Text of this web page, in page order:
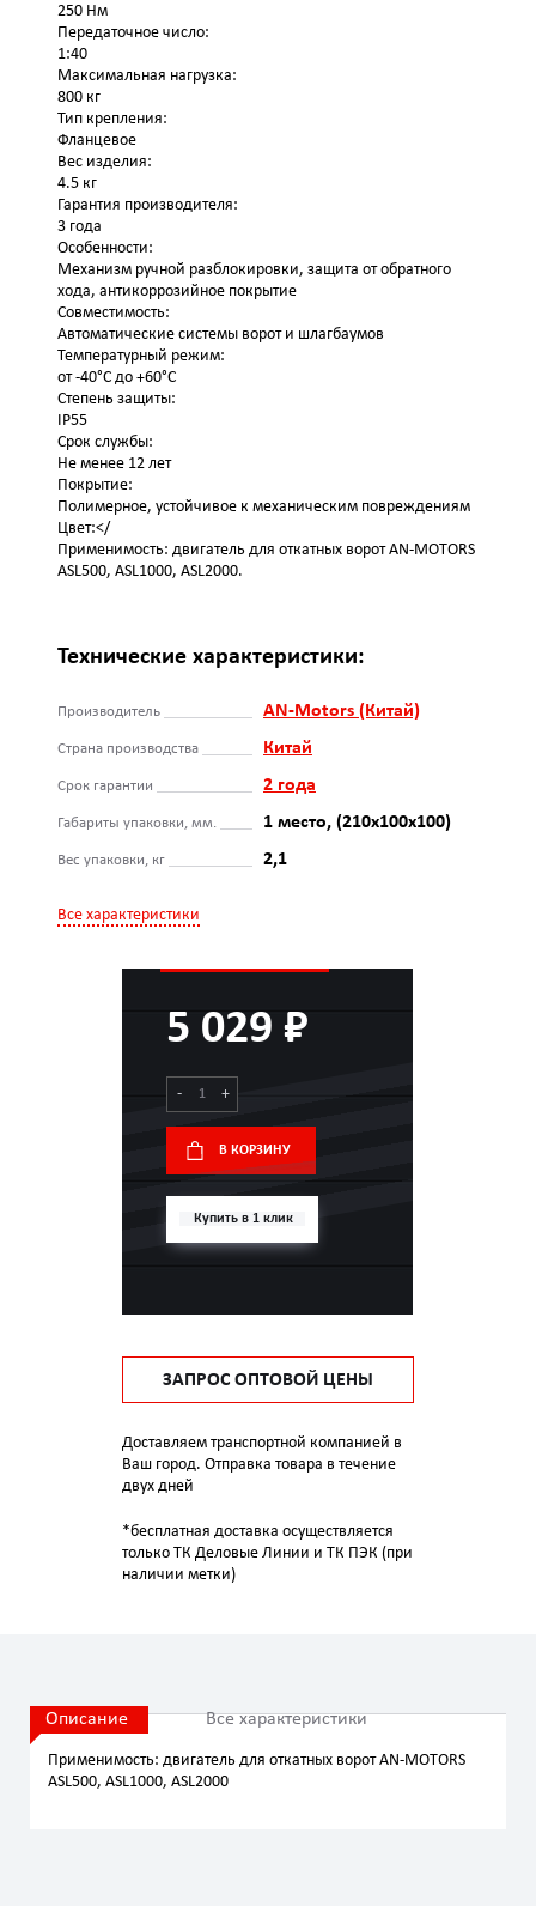
250 Нм
Передаточное число:
1:40
Максимальная нагрузка:
800 кг
Тип крепления:
Фланцевое
Вес изделия:
4.5 кг
Гарантия производителя:
3 года
Особенности:
Механизм ручной разблокировки, защита от обратного
хода, антикоррозийное покрытие
Совместимость:
Автоматические системы ворот и шлагбаумов
Температурный режим:
от -40°C до +60°C
Степень защиты:
IP55
Срок службы:
Не менее 12 лет
Покрытие:
Полимерное, устойчивое к механическим повреждениям
Цвет:</
Применимость: двигатель для откатных ворот AN-MOTORS
ASL500, ASL1000, ASL2000.
Технические характеристики:
Производитель AN-Motors (Китай)
Страна производства Китай
Срок гарантии 2 года
Габариты упаковки, мм. 1 место, (210х100х100)
Вес упаковки, кг 2,1
Все характеристики
5 029 ₽
- +
В КОРЗИНУ
Купить в 1 клик
ЗАПРОС ОПТОВОЙ ЦЕНЫ
Доставляем транспортной компанией в
Ваш город. Отправка товара в течение
двух дней
*бесплатная доставка осуществляется
только ТК Деловые Линии и ТК ПЭК (при
наличии метки)
Описание Все характеристики
Применимость: двигатель для откатных ворот AN-MOTORS
ASL500, ASL1000, ASL2000